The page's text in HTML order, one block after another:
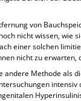
von
nicht wissen, wie
einer solchen
nicht zu
andere Methode als